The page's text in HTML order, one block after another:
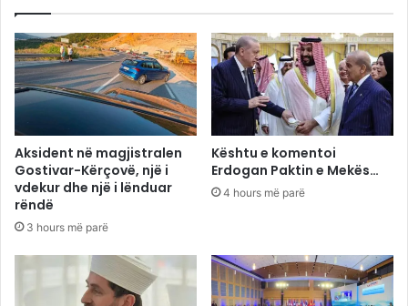
Aksident në magjistralen
Gostivar-Kërçovë, një i
vdekur dhe një i lënduar
rëndë
3 hours më parë
Kështu e komentoi
Erdogan Paktin e Mekës…
4 hours më parë